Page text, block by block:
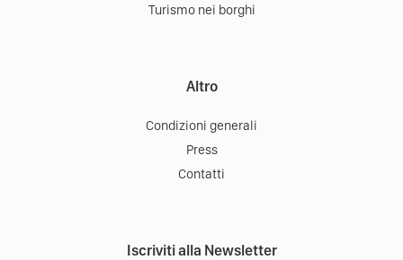
Turismo nei borghi
Altro
Condizioni generali
Press
Contatti
Iscriviti alla Newsletter